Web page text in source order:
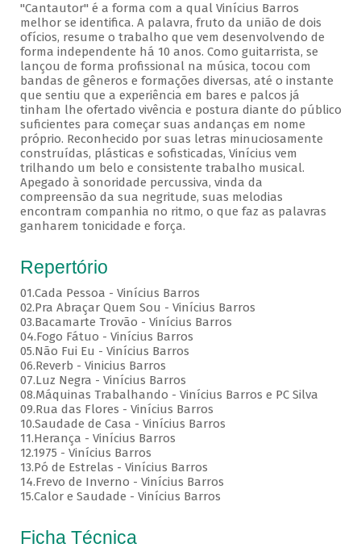
"Cantautor" é a forma com a qual Vinícius Barros
melhor se identifica. A palavra, fruto da união de dois
ofícios, resume o trabalho que vem desenvolvendo de
forma independente há 10 anos. Como guitarrista, se
lançou de forma profissional na música, tocou com
bandas de gêneros e formações diversas, até o instante
que sentiu que a experiência em bares e palcos já
tinham lhe ofertado vivência e postura diante do público
suficientes para começar suas andanças em nome
próprio. Reconhecido por suas letras minuciosamente
construídas, plásticas e sofisticadas, Vinícius vem
trilhando um belo e consistente trabalho musical.
Apegado à sonoridade percussiva, vinda da
compreensão da sua negritude, suas melodias
encontram companhia no ritmo, o que faz as palavras
ganharem tonicidade e força.
Repertório
01.Cada Pessoa - Vinícius Barros
02.Pra Abraçar Quem Sou - Vinícius Barros
03.Bacamarte Trovão - Vinícius Barros
04.Fogo Fátuo - Vinícius Barros
05.Não Fui Eu - Vinícius Barros
06.Reverb - Vinicius Barros
07.Luz Negra - Vinícius Barros
08.Máquinas Trabalhando - Vinícius Barros e PC Silva
09.Rua das Flores - Vinícius Barros
10.Saudade de Casa - Vinícius Barros
11.Herança - Vinícius Barros
12.1975 - Vinícius Barros
13.Pó de Estrelas - Vinícius Barros
14.Frevo de Inverno - Vinícius Barros
15.Calor e Saudade - Vinícius Barros
Ficha Técnica